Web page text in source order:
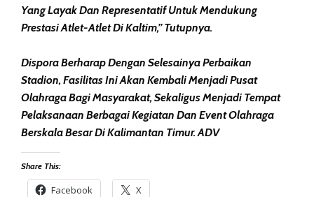
Yang Layak Dan Representatif Untuk Mendukung
Prestasi Atlet-Atlet Di Kaltim,” Tutupnya.
Dispora Berharap Dengan Selesainya Perbaikan
Stadion, Fasilitas Ini Akan Kembali Menjadi Pusat
Olahraga Bagi Masyarakat, Sekaligus Menjadi Tempat
Pelaksanaan Berbagai Kegiatan Dan Event Olahraga
Berskala Besar Di Kalimantan Timur. ADV
Share This:
Facebook X